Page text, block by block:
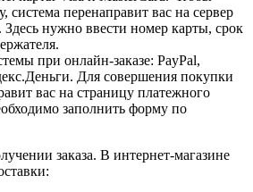
система перенаправит вас на сервер
нужно ввести номер карты, срок
при онлайн-заказе: PayPal,
Для совершения покупки
вас на страницу платежного
заполнить форму по
заказа. В интернет-магазине